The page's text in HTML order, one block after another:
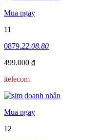
Mua ngay
11
0879.22.08.80
499.000 ₫
itelecom
Mua ngay
12